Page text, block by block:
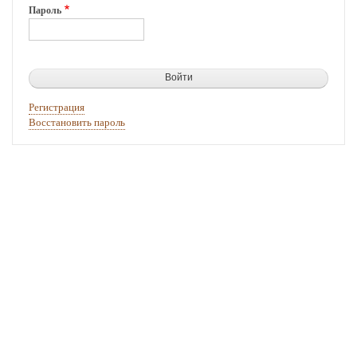
Пароль
Регистрация
Восстановить пароль